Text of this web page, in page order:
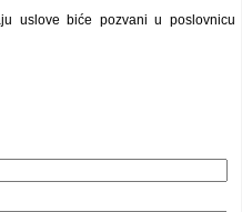
uslove biće pozvani u poslovnicu